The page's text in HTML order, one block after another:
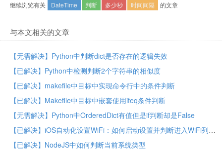
继续浏览有关 DateTime 判断 多少秒 时间间隔 的文章
与本文相关的文章
【无需解决】Python中判断dict是否存在的逻辑失效
【已解决】Python中检测判断2个字符串的相似度
【已解决】makefile中目标中实现命令行中的条件判断
【已解决】Makefile中目标中嵌套使用ifeq条件判断
【无需解决】Python中OrderedDict有值但是if判断却是False
【已解决】iOS自动化设置WiFi：如何启动设置并判断进入WiFi列表页
【已解决】NodeJS中如何判断当前系统类型